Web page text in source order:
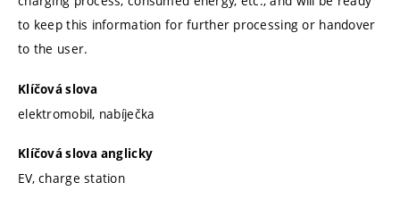
to keep this information for further processing or handover
to the user.
Klíčová slova
elektromobil, nabíječka
Klíčová slova anglicky
EV, charge station